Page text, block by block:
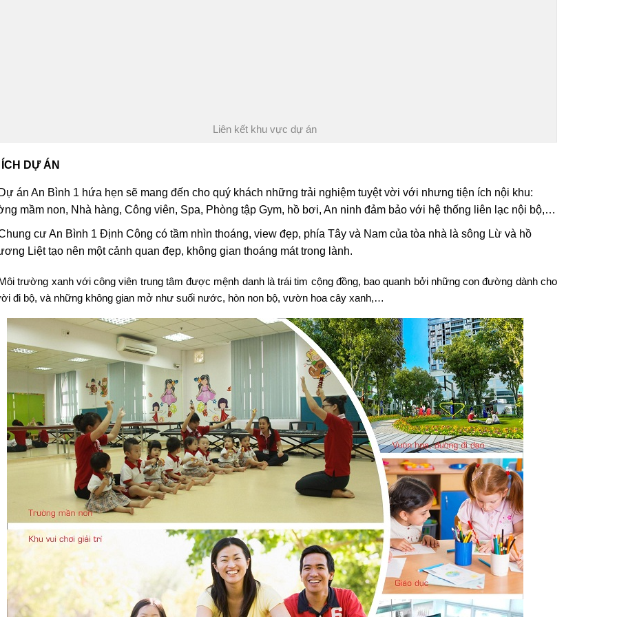
Liên kết khu vực dự án
DỰ ÁN
Dự án An Bình 1 hứa hẹn sẽ mang đến cho quý khách những trải nghiệm tuyệt vời với nhưng tiện ích nội khu:
mầm non, Nhà hàng, Công viên, Spa, Phòng tập Gym, hồ bơi, An ninh đảm bảo với hệ thống liên lạc nội bộ,…
cư An Bình 1 Định Công có tầm nhìn thoáng, view đẹp, phía Tây và Nam của tòa nhà là sông Lừ và hồ
Liệt tạo nên một cảnh quan đẹp, không gian thoáng mát trong lành.
trường xanh với công viên trung tâm được mệnh danh là trái tim cộng đồng, bao quanh bởi những con đường dành cho
đi bộ, và những không gian mở như suối nước, hòn non bộ, vườn hoa cây xanh,…